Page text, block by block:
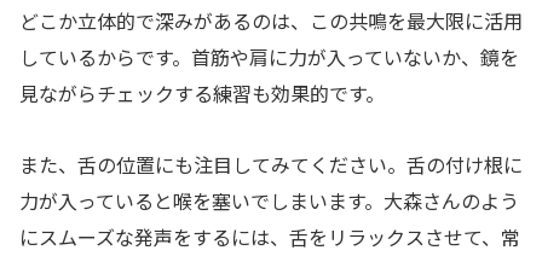
どこか立体的で深みがあるのは、この共鳴を最大限に活用
しているからです。首筋や肩に力が入っていないか、鏡を
見ながらチェックする練習も効果的です。
また、舌の位置にも注目してみてください。舌の付け根に
力が入っていると喉を塞いでしまいます。大森さんのよう
にスムーズな発声をするには、舌をリラックスさせて、常